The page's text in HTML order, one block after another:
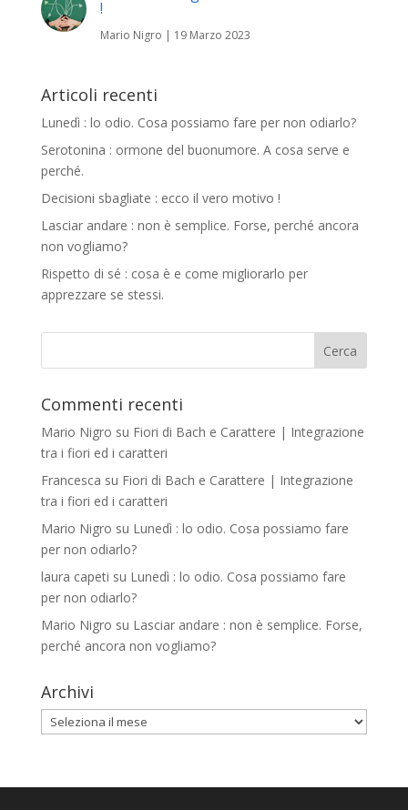
!
Mario Nigro | 19 Marzo 2023
Articoli recenti
Lunedì : lo odio. Cosa possiamo fare per non odiarlo?
Serotonina : ormone del buonumore. A cosa serve e
perché.
Decisioni sbagliate : ecco il vero motivo !
Lasciar andare : non è semplice. Forse, perché ancora
non vogliamo?
Rispetto di sé : cosa è e come migliorarlo per
apprezzare se stessi.
Commenti recenti
Mario Nigro su Fiori di Bach e Carattere | Integrazione
tra i fiori ed i caratteri
Francesca su Fiori di Bach e Carattere | Integrazione
tra i fiori ed i caratteri
Mario Nigro su Lunedì : lo odio. Cosa possiamo fare
per non odiarlo?
laura capeti su Lunedì : lo odio. Cosa possiamo fare
per non odiarlo?
Mario Nigro su Lasciar andare : non è semplice. Forse,
perché ancora non vogliamo?
Archivi
Archivi